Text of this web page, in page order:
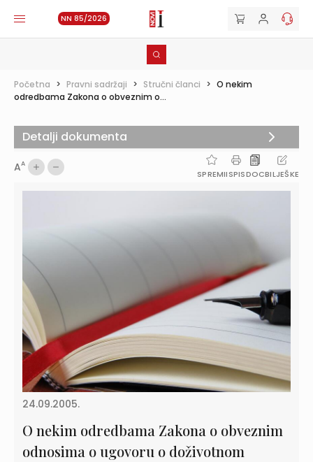
NN 85/2026
Početna > Pravni sadržaji > Stručni članci > O nekim
odredbama Zakona o obveznim o...
AA
SPREMIISPISDOCBILJEŠKE
24.09.2005.
O nekim odredbama Zakona o obveznim
odnosima o ugovoru o doživotnom
Detalji dokumenta